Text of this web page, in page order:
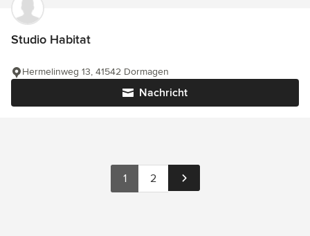
Studio Habitat
Nachricht
Hermelinweg 13, 41542 Dormagen
1 2